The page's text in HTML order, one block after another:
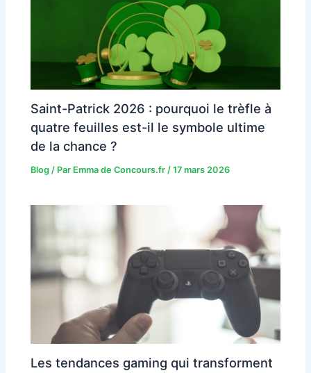
Saint-Patrick 2026 : pourquoi le trèfle à
quatre feuilles est-il le symbole ultime
de la chance ?
Blog / Par Emma de Concours.fr/17 mars 2026
Les tendances gaming qui transforment